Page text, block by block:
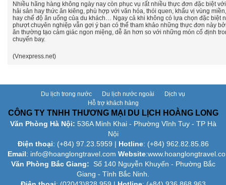
Nhiều hãng hàng không ngày nay còn phục vụ rất nhiều thực đơn đặc biệt
hải sản hay thức ăn kiêng, phù hợp với văn hóa, thói quen, khẩu vị vùng
hay chế độ ăn uống của du khách… Ngay cả khi không có lựa chọn đặc biệt
phượt chuyên nghiệp vẫn gợi ý bạn có thể tham khảo những thực đơn này
ăn thường tạo cảm giác ngon miệng, dễ ăn hơn so với những món cố định
chuyến bay.
(Vnexpress.net)
Du lịch trong nước Du lịch nước ngoài
Dịch vụ
Hỗ trợ khách hàng
CÔNG TY TNHH THƯƠNG MẠI DU LỊCH HOÀNG LONG
Văn Phòng Hà Nội: 536A Minh Khai - Phường Vĩnh Tuy - TP Hà
Nội
Điện thoại: (+84) 97.23.5959 | Hotline: (+84) 962.82.85.86
Email: info@hoanglongtravel.com Website:www.
Văn Phòng Bắc Giang: Số 140 Nguyễn Khuyến - Phường Bắc
Giang - Tỉnh Bắc Ninh.